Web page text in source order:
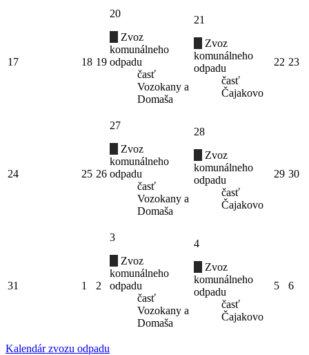
17 18 19
20
Zvoz
komunálneho
odpadu
časť
Vozokany a
Domaša
21
Zvoz
komunálneho
odpadu
časť
Čajakovo
22 23
24 25 26
27
Zvoz
komunálneho
odpadu
časť
Vozokany a
Domaša
28
Zvoz
komunálneho
odpadu
časť
Čajakovo
29 30
31 1 2
3
Zvoz
komunálneho
odpadu
časť
Vozokany a
Domaša
4
Zvoz
komunálneho
odpadu
časť
Čajakovo
5 6
Kalendár zvozu odpadu